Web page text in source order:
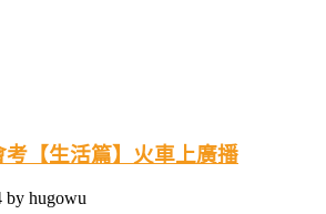
【生活篇】火車上廣播
by hugowu